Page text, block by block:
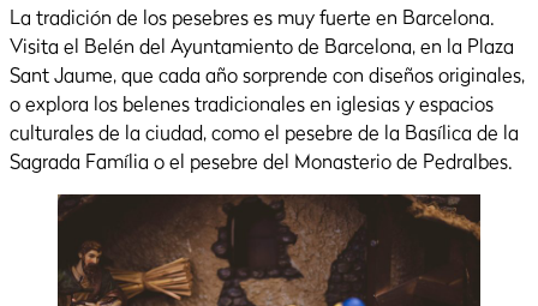
La tradición de los pesebres es muy fuerte en Barcelona.
Visita el Belén del Ayuntamiento de Barcelona, en la Plaza
Sant Jaume, que cada año sorprende con diseños originales,
o explora los belenes tradicionales en iglesias y espacios
culturales de la ciudad, como el pesebre de la Basílica de la
Sagrada Família o el pesebre del Monasterio de Pedralbes.